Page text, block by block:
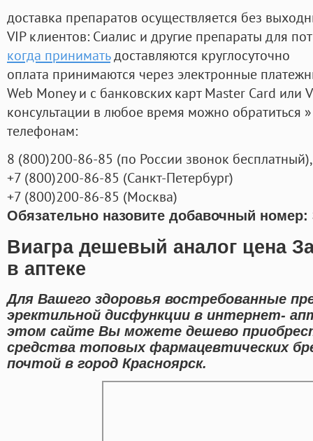
доставка препаратов осуществляется без
VIP клиентов: Сиалис и другие препараты для
когда приниматьдоставляются круглосуточно
оплата принимаются через электронные
Web Money и с банковских карт Master Card или
консультации в любое время можно обратиться
телефонам:
8 (800)200-86-85 (по России звонок бесплатный),
+7 (800)200-86-85 (Санкт-Петербург)
+7 (800)200-86-85 (Москва)
Обязательно назовите добавочный номер:
Виагра дешевый аналог цена
в аптеке
Для Вашего здоровья востребованные
эректильной дисфункции в интернет-
этом сайте Вы можете дешево
средства топовых фармацевтических
почтой в город Красноярск.